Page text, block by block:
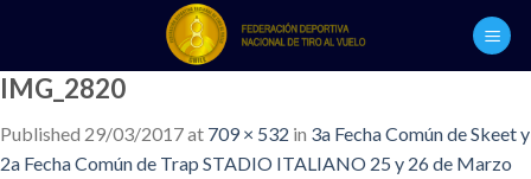
content
IMG_2820
Published 29/03/2017at 709 × 532 in 3a Fecha Común de Skeet y
2a Fecha Común de Trap STADIO ITALIANO 25 y 26 de Marzo